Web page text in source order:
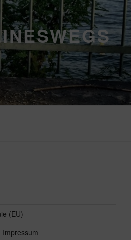
(EU)
Impressum